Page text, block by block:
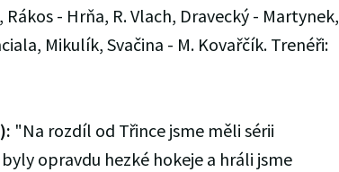
- Hrňa, R. Vlach, Dravecký - Martynek,
Mikulík, Svačina - M. Kovařčík. Trenéři:
"Na rozdíl od Třince jsme měli sérii
opravdu hezké hokeje a hráli jsme